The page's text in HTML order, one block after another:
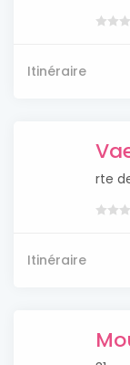
Itinéraire
rte
Itinéraire